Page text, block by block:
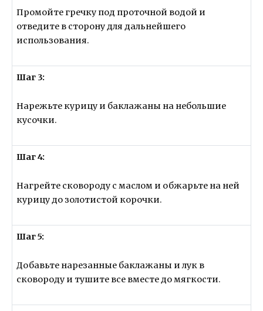
Промойте гречку под проточной водой и
отведите в сторону для дальнейшего
использования.
Шаг 3:
Нарежьте курицу и баклажаны на небольшие
кусочки.
Шаг 4:
Нагрейте сковороду с маслом и обжарьте на ней
курицу до золотистой корочки.
Шаг 5:
Добавьте нарезанные баклажаны и лук в
сковороду и тушите все вместе до мягкости.